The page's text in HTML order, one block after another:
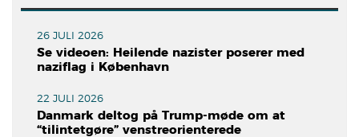
26 JULI 2026
Se videoen: Heilende nazister poserer med
naziflag i København
22 JULI 2026
Danmark deltog på Trump-møde om at
“tilintetgøre” venstreorienterede